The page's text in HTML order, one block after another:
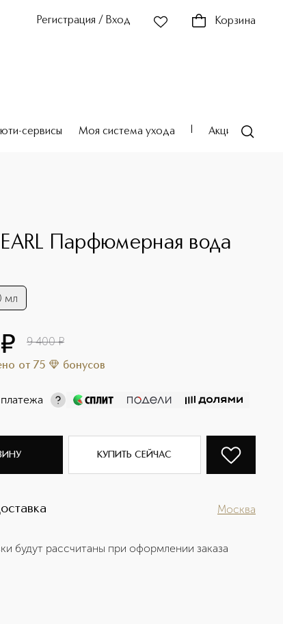
Регистрация / Вход Корзина
сервисы Моя система ухода Акции
Парфюмерная вода
мл
¤ 9 400 ¤
от 75 бонусов
КУПИТЬ СЕЙЧАС
Москва
будут рассчитаны при оформлении заказа